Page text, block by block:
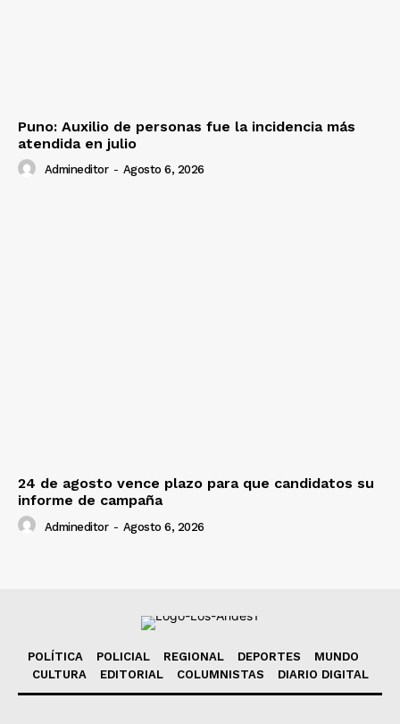
Puno: Auxilio de personas fue la incidencia más
atendida en julio
Admineditor - Agosto 6, 2026
24 de agosto vence plazo para que candidatos su
informe de campaña
Admineditor - Agosto 6, 2026
POLÍTICA POLICIAL REGIONAL DEPORTES
MUNDO
CULTURA
EDITORIAL COLUMNISTAS DIARIO DIGITAL